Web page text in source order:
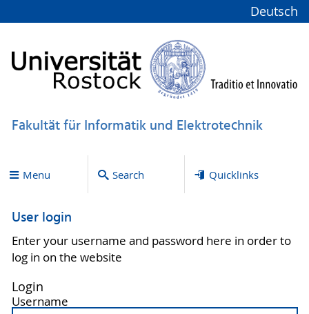
Deutsch
Fakultät für Informatik und Elektrotechnik
Menu Search Quicklinks
User login
Enter your username and password here in order to
log in on the website
Login
Username